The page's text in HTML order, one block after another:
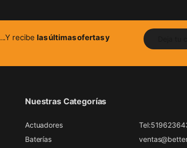
...Y recibelas últimas ofertas y
Nuestras Categorías
Actuadores
Baterías